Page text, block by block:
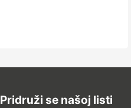
Pridruži se našoj listi